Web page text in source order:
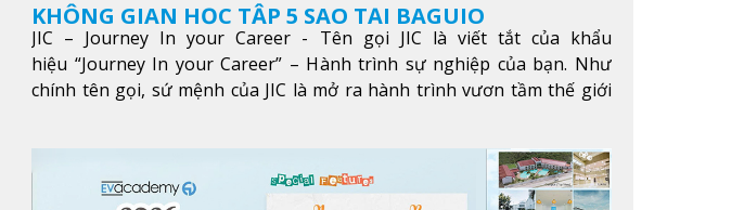
KHÔNG GIAN HỌC TẬP 5 SAO TẠI BAGUIO
JIC – Journey In your Career - Tên gọi JIC là viết tắt của khẩu
hiệu “Journey In your Career” – Hành trình sự nghiệp của bạn. Như
chính tên gọi, sứ mệnh của JIC là mở ra hành trình vươn tầm thế giới